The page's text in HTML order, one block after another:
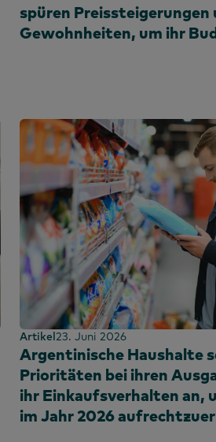
spüren Preissteigerungen
Gewohnheiten, um ihr
Artikel23. Juni 2026
Argentinische Haushalte
Prioritäten bei ihren
ihr Einkaufsverhalten an,
im Jahr 2026